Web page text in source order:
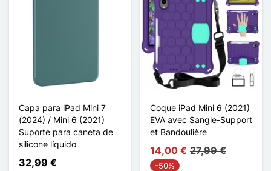
Capa para iPad Mini 7
(2024) / Mini 6 (2021)
Suporte para caneta de
silicone líquido
32,99 €
Coque iPad Mini 6 (2021)
EVA avec Sangle-Support
et Bandoulière
14,00 € 27,99 €
-50%